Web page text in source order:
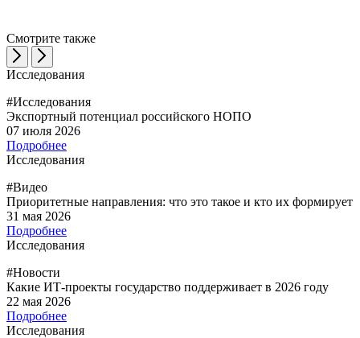
Смотрите также
Исследования
#Исследования
Экспортный потенциал российского НОПО
07 июля 2026
Подробнее
Исследования
#Видео
Приоритетные направления: что это такое и кто их формирует
31 мая 2026
Подробнее
Исследования
#Новости
Какие ИТ-проекты государство поддерживает в 2026 году
22 мая 2026
Подробнее
Исследования